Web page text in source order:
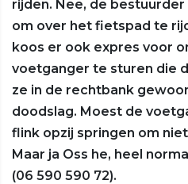
rijden. Nee, de
om over het fietspad te
koos er ook expres voor
voetganger te sturen die
ze in de rechtbank
doodslag. Moest de
flink opzij springen om
Maar ja Oss he, heel
(06 590 590 72).